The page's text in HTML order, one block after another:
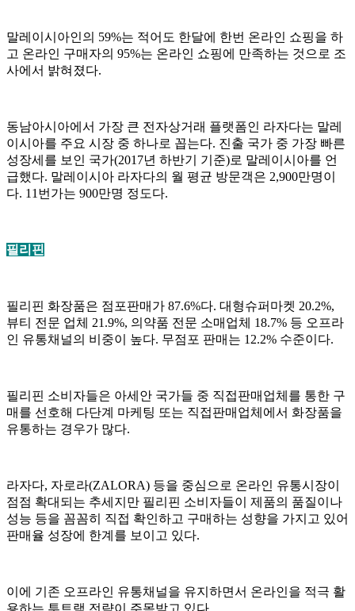
말레이시아인의 59%는 적어도 한달에 한번 온라인 쇼핑을 하
고 온라인 구매자의 95%는 온라인 쇼핑에 만족하는 것으로 조
사에서 밝혀졌다.
동남아시아에서 가장 큰 전자상거래 플랫폼인 라자다는 말레
이시아를 주요 시장 중 하나로 꼽는다. 진출 국가 중 가장 빠른
성장세를 보인 국가(2017년 하반기 기준)로 말레이시아를 언
급했다. 말레이시아 라자다의 월 평균 방문객은 2,900만명이
다. 11번가는 900만명 정도다.
필리핀
필리핀 화장품은 점포판매가 87.6%다. 대형슈퍼마켓 20.2%,
뷰티 전문 업체 21.9%, 의약품 전문 소매업체 18.7% 등 오프라
인 유통채널의 비중이 높다. 무점포 판매는 12.2% 수준이다.
필리핀 소비자들은 아세안 국가들 중 직접판매업체를 통한 구
매를 선호해 다단계 마케팅 또는 직접판매업체에서 화장품을
유통하는 경우가 많다.
라자다, 자로라(ZALORA) 등을 중심으로 온라인 유통시장이
점점 확대되는 추세지만 필리핀 소비자들이 제품의 품질이나
성능 등을 꼼꼼히 직접 확인하고 구매하는 성향을 가지고 있어
판매율 성장에 한계를 보이고 있다.
이에 기존 오프라인 유통채널을 유지하면서 온라인을 적극 활
용하는 투트랙 전략이 주목받고 있다.